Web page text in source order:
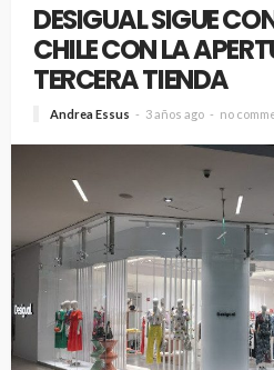
DESIGUAL SIGUE
CHILE CON LA
TERCERA TIENDA
Andrea Essus 3 años ago no